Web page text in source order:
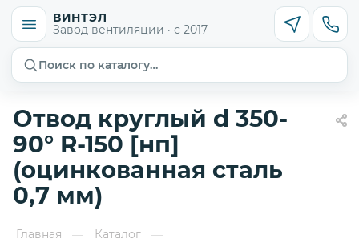
ВИНТЭЛ
Завод вентиляции · с 2017
Поиск по каталогу…
Отвод круглый d 350-
90° R-150 [нп]
(оцинкованная сталь
0,7 мм)
Главная — Каталог —